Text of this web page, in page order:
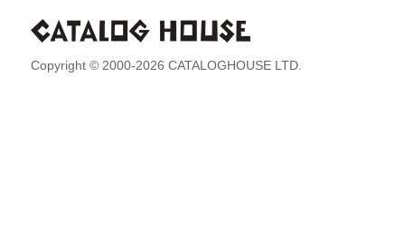
Copyright © 2000-2026 CATALOGHOUSE LTD.